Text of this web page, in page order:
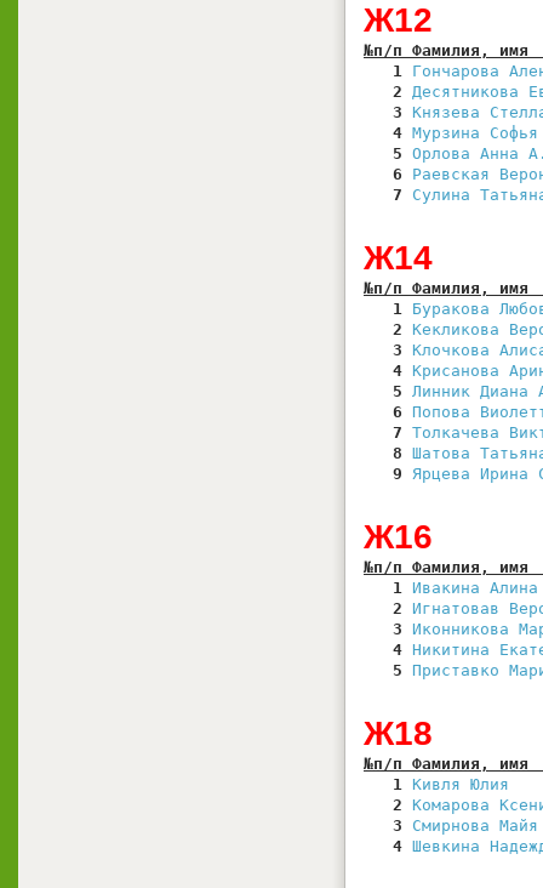
Ж12
№п/п Фамилия,
   1
   2
   3
   4
   5
   6
   7
Ж14
№п/п Фамилия,
   1
   2
   3
   4
   5
   6
Попова
   7
   8
Шатова
   9
Ж16
№п/п Фамилия,
   1
   2
   3
   4
Никитина
   5
Ж18
№п/п Фамилия,
   1
   2
   3
   4
Шевкина